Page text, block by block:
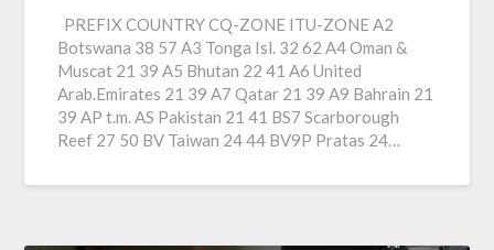
PREFIX COUNTRY CQ-ZONE ITU-ZONE A2
Botswana 38 57 A3 Tonga Isl. 32 62 A4 Oman &
Muscat 21 39 A5 Bhutan 22 41 A6 United
Arab.Emirates 21 39 A7 Qatar 21 39 A9 Bahrain 21
39 AP t.m. AS Pakistan 21 41 BS7 Scarborough
Reef 27 50 BV Taiwan 24 44 BV9P Pratas 24…